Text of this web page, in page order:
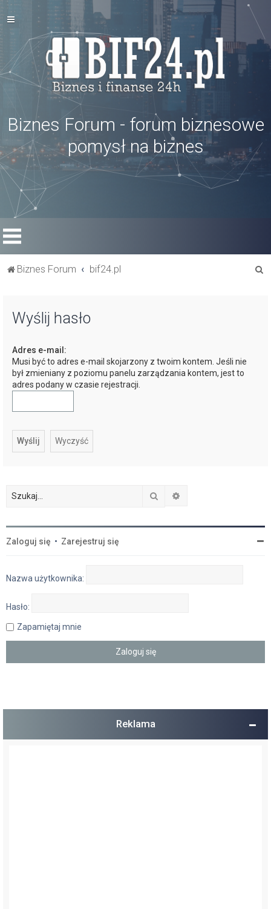
Biznes Forum - forum biznesowe
pomysł na biznes
Biznes Forum bif24.pl
Wyślij hasło
Adres e-mail:
Musi być to adres e-mail skojarzony z twoim kontem. Jeśli nie
był zmieniany z poziomu panelu zarządzania kontem, jest to
adres podany w czasie rejestracji.
Szukaj
Zaloguj się • Zarejestruj się
Nazwa użytkownika:
Hasło:
Zapamiętaj mnie
Reklama